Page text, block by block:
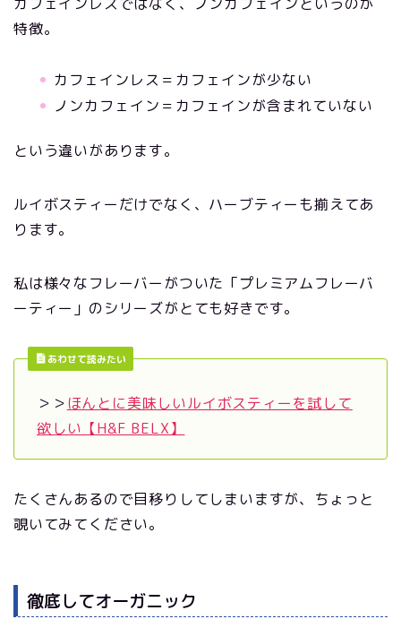
カフェインレスではなく、ノンカフェインというのが
特徴。
カフェインレス＝カフェインが少ない
ノンカフェイン＝カフェインが含まれていない
という違いがあります。
ルイボスティーだけでなく、ハーブティーも揃えてあ
ります。
私は様々なフレーバーがついた「プレミアムフレーバ
ーティー」のシリーズがとても好きです。
あわせて読みたい
＞＞ほんとに美味しいルイボスティーを試して
欲しい【H&F BELX】
たくさんあるので目移りしてしまいますが、ちょっと
覗いてみてください。
徹底してオーガニック